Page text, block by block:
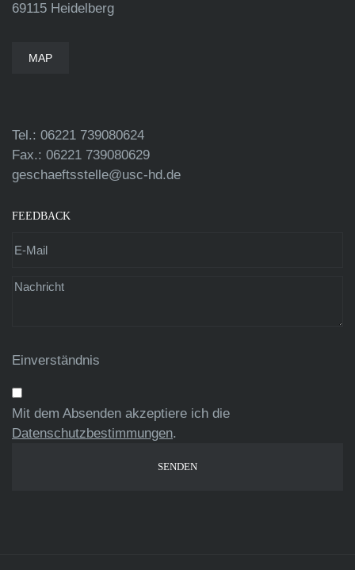
69115 Heidelberg
MAP
Tel.: 06221 739080624
Fax.: 06221 739080629
geschaeftsstelle@usc-hd.de
FEEDBACK
Einverständnis
Mit dem Absenden akzeptiere ich die
Datenschutzbestimmungen.